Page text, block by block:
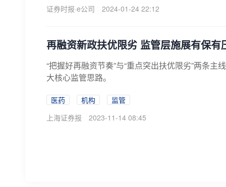
证券时报·e公司
2024-01-24 22:12
再融资新政扶优限劣 监管层施展有保有
“把握好再融资节奏”与“重点突出扶优限劣”两条
大核心监管思路。
医药 机构
监管
上海证券报
2023-11-14 08:45